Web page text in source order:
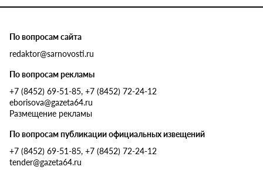
По вопросам сайта
redaktor@sarnovosti.ru
По вопросам рекламы
+7 (8452) 69-51-85, +7 (8452) 72-24-12
eborisova@gazeta64.ru
Размещение рекламы
По вопросам публикации официальных извещений
+7 (8452) 69-51-85, +7 (8452) 72-24-12
tender@gazeta64.ru